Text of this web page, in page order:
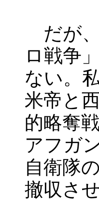
だが、
ロ戦争
ない。
米帝と
的略奪
アフガ
自衛隊
撤収さ